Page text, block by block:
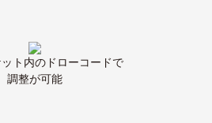
ト内のドローコードで
調整が可能